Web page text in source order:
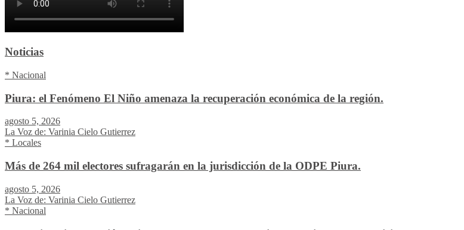
Noticias
* Nacional
Piura: el Fenómeno El Niño amenaza la recuperación económica de la región.
agosto 5, 2026
La Voz de: Varinia Cielo Gutierrez
* Locales
Más de 264 mil electores sufragarán en la jurisdicción de la ODPE Piura.
agosto 5, 2026
La Voz de: Varinia Cielo Gutierrez
* Nacional